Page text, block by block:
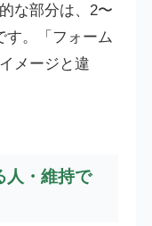
な部分は、2〜
す。「フォーム
メージと違
人・維持で